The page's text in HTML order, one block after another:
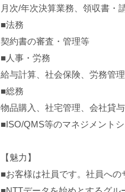
月次/年次決算業務、領収書・
■法務
契約書の審査・管理等
■人事・労務
給与計算、社会保険、労務管
■総務
物品購入、社宅管理、会社貸
■ISO/QMS等のマネジメント
【魅力】
■お客様は社員です。社員への